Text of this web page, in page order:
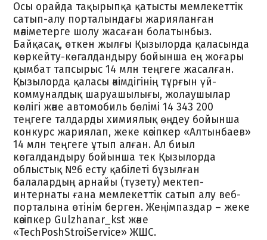
Осы орайда тақырыпқа қатысты мемлекеттік
сатып-алу порталындағы жарияланған
мәліметерге шолу жасаған болатынбыз.
Байқасақ, өткен жылғы Қызылорда қаласында
көркейту-көгалдандыру бойынша ең жоғары
қымбат тапсырыс 14 млн теңгеге жасалған.
Қызылорда қаласы әкімдігінің тұрғын үй-
коммуналдық шаруашылығы, жолаушылар
көлігі және автомобиль бөлімі 14 343 200
теңгеге талдарды химиялық өңдеу бойынша
конкурс жариялап, жеке кәсіпкер «Алтынбаев»
14 млн теңгеге ұтып алған. Ал биыл
көгалдандыру бойынша тек Қызылорда
облыстық №6 есту қабілеті бұзылған
балалардың арнайы (түзету) мектеп-
интернаты ғана мемлекеттік сатып алу веб-
порталына өтінім берген. Жеңімпаздар – жеке
кәсіпкер Gulzhanar_kst және
«TechPoshStroiService» ЖШС.